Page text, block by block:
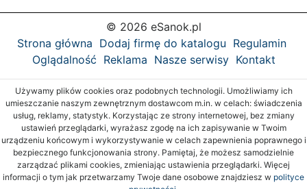
© 2026 eSanok.pl
Strona główna Dodaj firmę do katalogu Regulamin
Oglądalność Reklama Nasze serwisy Kontakt
Używamy plików cookies oraz podobnych technologii. Umożliwiamy ich
umieszczanie naszym zewnętrznym dostawcom m.in. w celach: świadczenia
usług, reklamy, statystyk. Korzystając ze strony internetowej, bez zmiany
ustawień przeglądarki, wyrażasz zgodę na ich zapisywanie w Twoim
urządzeniu końcowym i wykorzystywanie w celach zapewnienia poprawnego i
bezpiecznego funkcjonowania strony. Pamiętaj, że możesz samodzielnie
zarządzać plikami cookies, zmieniając ustawienia przeglądarki. Więcej
informacji o tym jak przetwarzamy Twoje dane osobowe znajdziesz w polityce